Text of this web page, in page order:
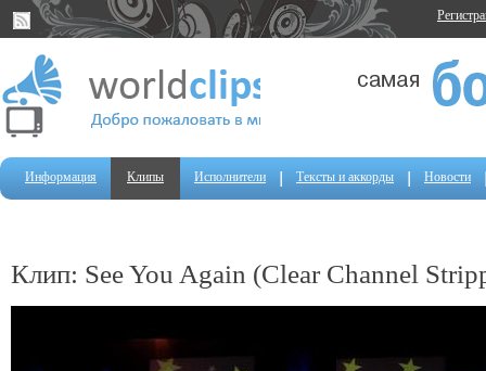
Информация Клипы Исполнители Тексты и аккорды Новости
Клип: See You Again (Clear Channel